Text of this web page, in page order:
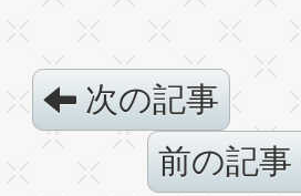
次の記事
前の記事